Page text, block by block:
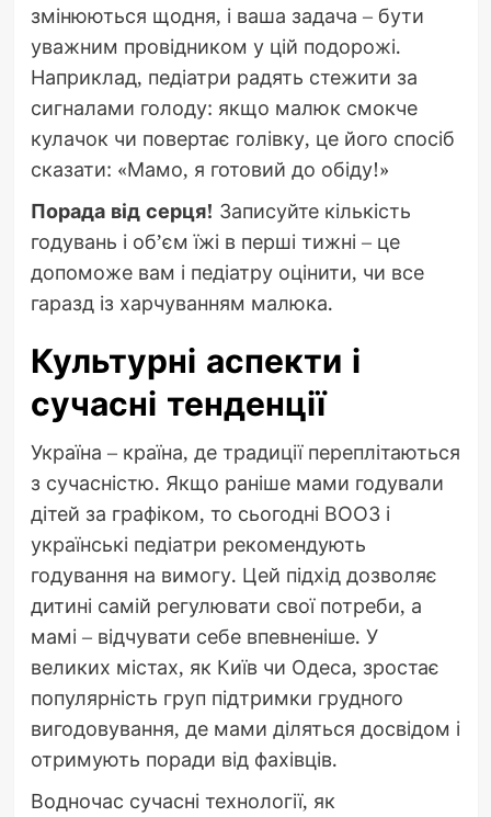
змінюються щодня, і ваша задача – бути
уважним провідником у цій подорожі.
Наприклад, педіатри радять стежити за
сигналами голоду: якщо малюк смокче
кулачок чи повертає голівку, це його спосіб
сказати: «Мамо, я готовий до обіду!»
Порада від серця! Записуйте кількість
годувань і об’єм їжі в перші тижні – це
допоможе вам і педіатру оцінити, чи все
гаразд із харчуванням малюка.
Культурні аспекти і
сучасні тенденції
Україна – країна, де традиції переплітаються
з сучасністю. Якщо раніше мами годували
дітей за графіком, то сьогодні ВООЗ і
українські педіатри рекомендують
годування на вимогу. Цей підхід дозволяє
дитині самій регулювати свої потреби, а
мамі – відчувати себе впевненіше. У
великих містах, як Київ чи Одеса, зростає
популярність груп підтримки грудного
вигодовування, де мами діляться досвідом і
отримують поради від фахівців.
Водночас сучасні технології, як